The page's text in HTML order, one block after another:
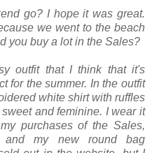
go? I hope it was great.
we went to the beach
you buy a lot in the Sales?
outfit that I think that it's
for the summer. In the outfit
white shirt with ruffles
and feminine. I wear it
purchases of the Sales,
and my new round bag